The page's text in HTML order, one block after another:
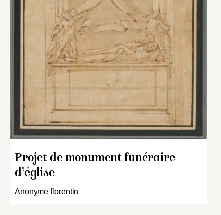
Projet de monument funéraire
d’église
Anonyme florentin